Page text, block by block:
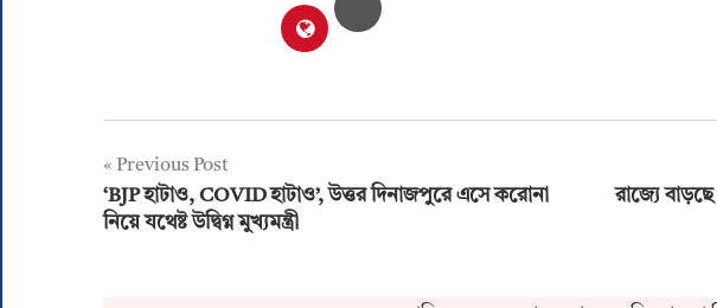
Post
navigation
Previous Post
‘BJP হাটাও, COVID হাটাও’, উত্তর দিনাজপুরে এসে করোনা
নিয়ে যথেষ্ট উদ্বিগ্ন মুখ্যমন্ত্রী
রাজ্যে